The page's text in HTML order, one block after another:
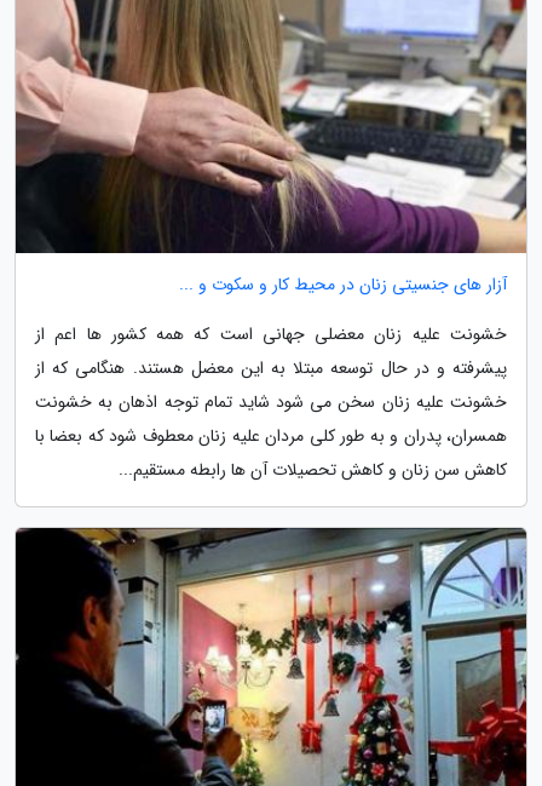
آزار های جنسیتی زنان در محیط کار و سکوت و ...
خشونت علیه زنان معضلی جهانی است که همه کشور ها اعم از
پیشرفته و در حال توسعه مبتلا به این معضل هستند. هنگامی که از
خشونت علیه زنان سخن می شود شاید تمام توجه اذهان به خشونت
همسران، پدران و به طور کلی مردان علیه زنان معطوف شود که بعضا با
کاهش سن زنان و کاهش تحصیلات آن ها رابطه مستقیم...